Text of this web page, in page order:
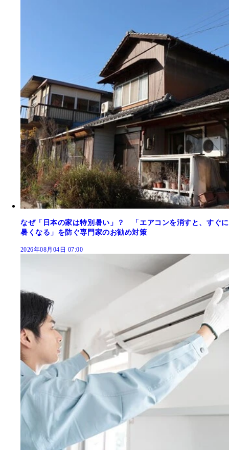
なぜ「日本の家は特別暑い」？ 「エアコンを消すと、すぐに
暑くなる」を防ぐ専門家のお勧め対策
2026年08月04日 07:00